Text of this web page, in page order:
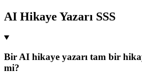
AI Hikaye Yazarı SSS
Bir AI hikaye yazarı tam bir
mi?